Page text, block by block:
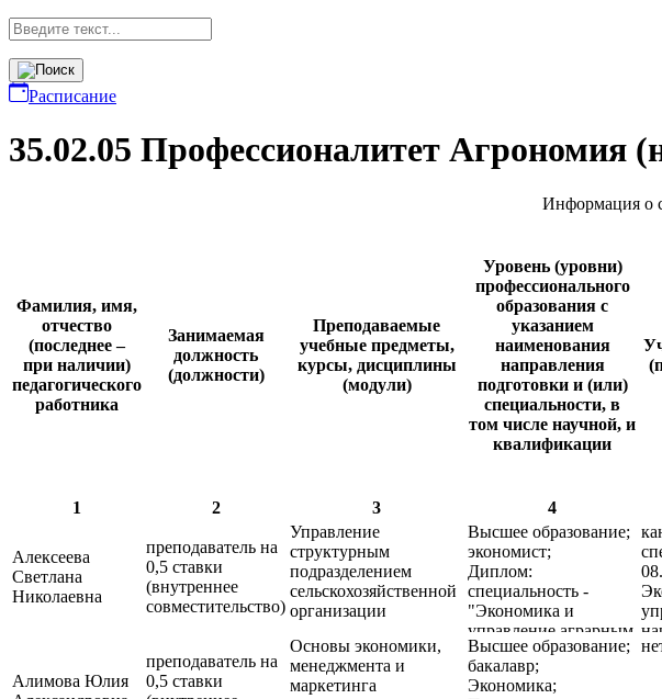
Расписание
35.02.05 Профессионалитет Агрономия
Информация о
Фамилия, имя,
отчество
(последнее –
при наличии)
педагогического
работника
Занимаемая
должность
(должности)
Преподаваемые
учебные предметы,
курсы, дисциплины
(модули)
Уровень (уровни)
профессионального
образования с
указанием
наименования
направления
подготовки и (или)
специальности, в
том числе научной, и
квалификации
1
2 3 4
Алексеева
Светлана
Николаевна
преподаватель на
0,5 ставки
(внутреннее
совместительство)
Управление
структурным
подразделением
сельскохозяйственной
организации
Высшее образование;
экономист;
Диплом:
специальность -
"Экономика и
управление аграрным
производством"
Алимова Юлия
преподаватель на
0,5 ставки
Основы экономики,
менеджмента и
маркетинга
Высшее образование;
бакалавр;
Экономика;